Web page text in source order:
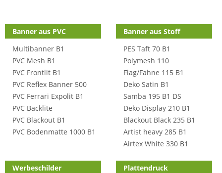
Banner aus PVC
Multibanner B1
PVC Mesh B1
PVC Frontlit B1
PVC Reflex Banner 500
PVC Ferrari Expolit B1
PVC Backlite
PVC Blackout B1
PVC Bodenmatte 1000 B1
Banner aus Stoff
PES Taft 70 B1
Polymesh 110
Flag/Fahne 115 B1
Deko Satin B1
Samba 195 B1 DS
Deko Display 210 B1
Blackout Black 235 B1
Artist heavy 285 B1
Airtex White 330 B1
Werbeschilder
Plattendruck